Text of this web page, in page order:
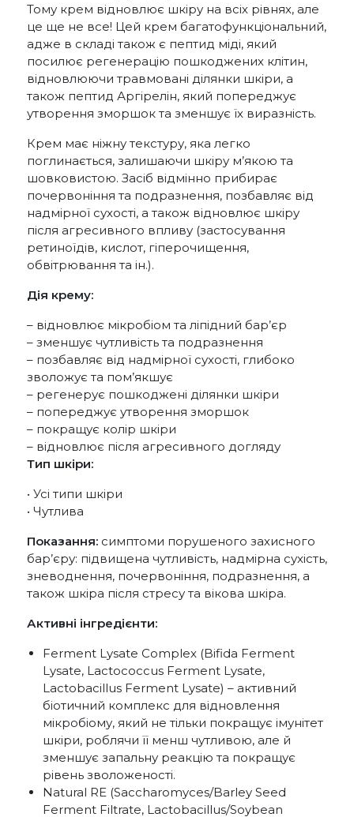
Тому крем відновлює шкіру на всіх рівнях, але
це ще не все! Цей крем багатофункціональний,
адже в складі також є пептид міді, який
посилює регенерацію пошкоджених клітин,
відновлюючи травмовані ділянки шкіри, а
також пептид Аргірелін, який попереджує
утворення зморшок та зменшує їх виразність.
Крем має ніжну текстуру, яка легко
поглинається, залишаючи шкіру м’якою та
шовковистою. Засіб відмінно прибирає
почервоніння та подразнення, позбавляє від
надмірної сухості, а також відновлює шкіру
після агресивного впливу (застосування
ретиноїдів, кислот, гіперочищення,
обвітрювання та ін.).
Дія крему:
– відновлює мікробіом та ліпідний бар’єр
– зменшує чутливість та подразнення
– позбавляє від надмірної сухості, глибоко
зволожує та пом’якшує
– регенерує пошкоджені ділянки шкіри
– попереджує утворення зморшок
– покращує колір шкіри
– відновлює після агресивного догляду
Тип шкіри:
• Усі типи шкіри
• Чутлива
Показання: симптоми порушеного захисного
бар’єру: підвищена чутливість, надмірна сухість,
зневоднення, почервоніння, подразнення, а
також шкіра після стресу та вікова шкіра.
Активні інгредієнти:
Ferment Lysate Complex (Bifida Ferment
Lysate, Lactococcus Ferment Lysate,
Lactobacillus Ferment Lysate) – активний
біотичний комплекс для відновлення
мікробіому, який не тільки покращує імунітет
шкіри, роблячи її менш чутливою, але й
зменшує запальну реакцію та покращує
рівень зволоженості.
Natural RE (Saccharomyces/Barley Seed
Ferment Filtrate, Lactobacillus/Soybean